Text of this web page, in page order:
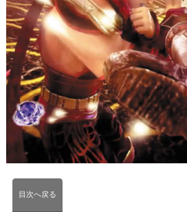
目次へ戻る